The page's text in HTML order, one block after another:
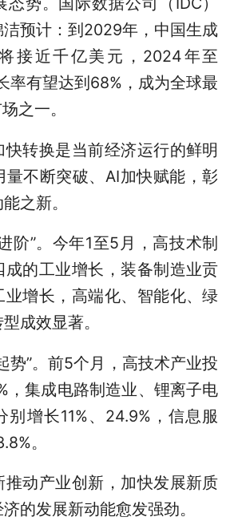
预计：到2029年，中国生成
接近千亿美元，2024年至
率有望达到68%，成为全球最
之一。
转换是当前经济运行的鲜明
量不断突破、AI加快赋能，彰
之新。
”。今年1至5月，高技术制
成的工业增长，装备制造业贡
业增长，高端化、智能化、绿
成效显著。
”。前5个月，高技术产业投
，集成电路制造业、锂离子电
别增长11%、24.9%，信息服
。
动产业创新，加快发展新质
的发展新动能愈发强劲。